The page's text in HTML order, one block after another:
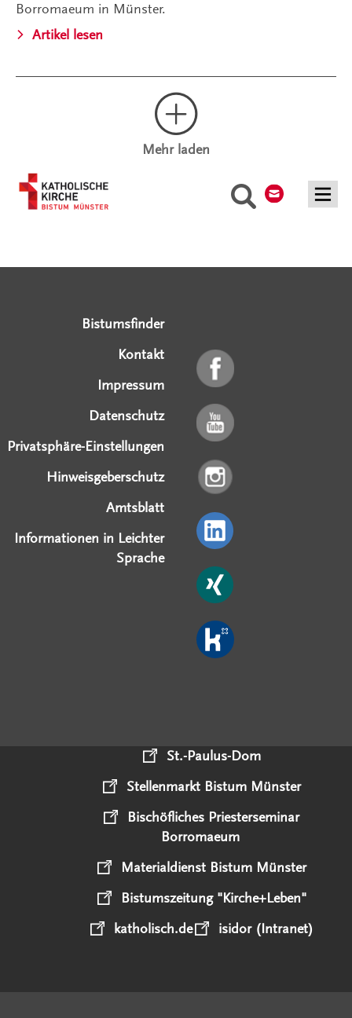
Suche
Borromaeum in Münster.
Artikel lesen
Mehr laden
Bistumsfinder
Kontakt
Impressum
Datenschutz
Privatsphäre-Einstellungen
Hinweisgeberschutz
Amtsblatt
Informationen in Leichter
Sprache
St.-Paulus-Dom
Stellenmarkt Bistum Münster
Bischöfliches Priesterseminar
Borromaeum
Materialdienst Bistum Münster
Bistumszeitung "Kirche+Leben"
katholisch.de
isidor (Intranet)